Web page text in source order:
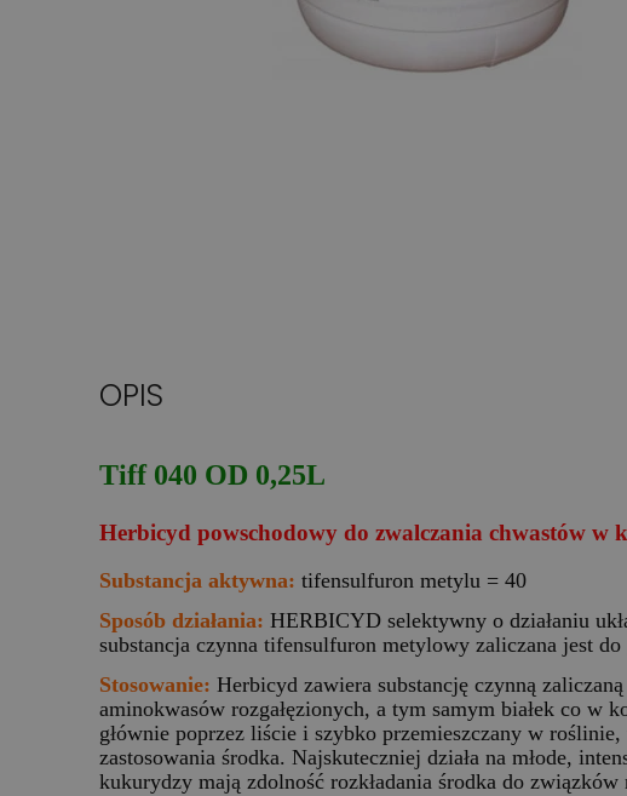
OPIS
Tiff 040 OD 0,25L
Herbicyd powschodowy do zwalczania chwastów w
Substancja aktywna: tifensulfuron metylu = 40
Sposób działania: HERBICYD selektywny o działaniu
substancja czynna tifensulfuron metylowy zaliczana jest
Stosowanie: Herbicyd zawiera substancję czynną
aminokwasów rozgałęzionych, a tym samym białek co w
głównie poprzez liście i szybko przemieszczany w
zastosowania środka. Najskuteczniej działa na młode,
kukurydzy mają zdolność rozkładania środka do